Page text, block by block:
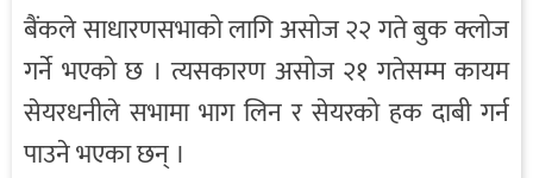
बैंकले साधारणसभाको लागि असोज २२ गते बुक क्लोज
गर्ने भएको छ । त्यसकारण असोज २१ गतेसम्म कायम
सेयरधनीले सभामा भाग लिन र सेयरको हक दाबी गर्न
पाउने भएका छन् ।